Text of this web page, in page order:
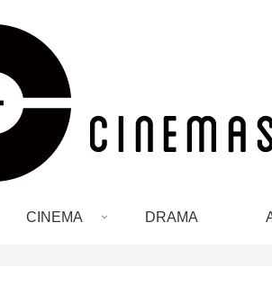
CINEMA DRAMA